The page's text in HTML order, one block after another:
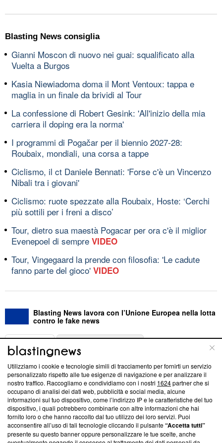
Blasting News consiglia
Gianni Moscon di nuovo nei guai: squalificato alla
Vuelta a Burgos
Kasia Niewiadoma doma il Mont Ventoux: tappa e
maglia in un finale da brividi al Tour
La confessione di Robert Gesink: 'All'inizio della mia
carriera il doping era la norma'
I programmi di Pogačar per il biennio 2027-28:
Roubaix, mondiali, una corsa a tappe
Ciclismo, il ct Daniele Bennati: 'Forse c'è un Vincenzo
Nibali tra i giovani'
Ciclismo: ruote spezzate alla Roubaix, Hoste: ‘Cerchi
più sottili per i freni a disco’
Tour, dietro sua maestà Pogacar per ora c'è il miglior
Evenepoel di sempre VIDEO
Tour, Vingegaard la prende con filosofia: 'Le cadute
fanno parte del gioco' VIDEO
Blasting News lavora con l’Unione Europea nella lotta
contro le fake news
ABOUT
Questa sezione offre informazioni trasparenti su Blasting
News, sui nostri processi editoriali e su come ci impegniamo a
creare news di qualità. Inoltre, afferma la nostra aderenza a
‘Trust Project - News with Integrity’Blasting News non è
ancora membro del programma, ma ha richiesto di farne
parte; Trust Project non ha ancora effettuato una verifica di
conformità agli standard.
Utilizziamo i cookie e tecnologie simili di tracciamento per fornirti un servizio
personalizzato rispetto alle tue esigenze di navigazione e per analizzare il
nostro traffico. Raccogliamo e condividiamo con i nostri 1624partner che si
occupano di analisi dei dati web, pubblicità e social media, alcune
informazioni sul tuo dispositivo, come l’indirizzo IP e le caratteristiche del tuo
dispositivo, i quali potrebbero combinarle con altre informazioni che hai
fornito loro o che hanno raccolto dal tuo utilizzo dei loro servizi. Puoi
acconsentire all’uso di tali tecnologie cliccando il pulsante“Accetta tutti”
presente su questo banner oppure personalizzare le tue scelte, anche